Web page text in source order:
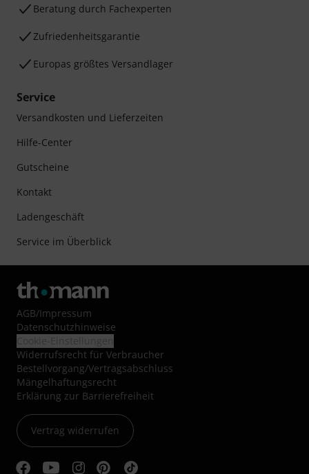
Beratung durch Fachexperten
Zufriedenheitsgarantie
Europas größtes Versandlager
Service
Versandkosten und Lieferzeiten
Hilfe-Center
Gutscheine
Kontakt
Ladengeschäft
Service im Überblick
AGB/Impressum
Datenschutzhinweise
Widerrufsrecht für Verbraucher
Bestellvorgang/Vertragsabschluss
Mängelhaftungsrecht
Erklärung zur Barrierefreiheit
Vertrag widerrufen